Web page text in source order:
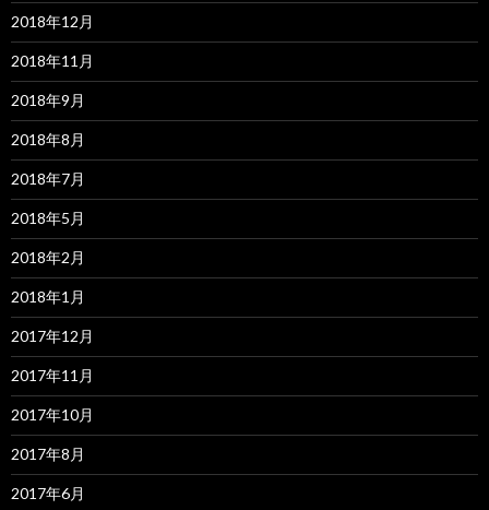
2018年12月
2018年11月
2018年9月
2018年8月
2018年7月
2018年5月
2018年2月
2018年1月
2017年12月
2017年11月
2017年10月
2017年8月
2017年6月